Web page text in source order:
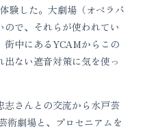
験した。大劇場（オペラパ
で、それらが使われてい
街中にあるYCAMからこの
出ない遮音対策に気を使っ
さんとの交流から水戸芸
術劇場と、プロセニアムを